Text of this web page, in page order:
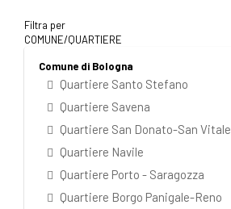
Filtra per
COMUNE/QUARTIERE
Comune di Bologna
Quartiere Santo Stefano
Quartiere Savena
Quartiere San Donato-San Vitale
Quartiere Navile
Quartiere Porto - Saragozza
Quartiere Borgo Panigale-Reno